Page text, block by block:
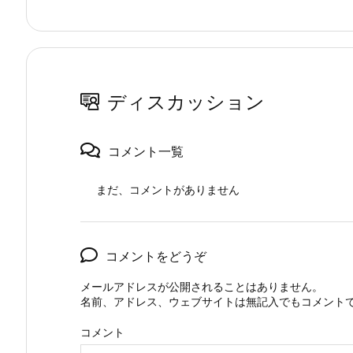
ディスカッション
コメント一覧
まだ、コメントがありません
コメントをどうぞ
メールアドレスが公開されることはありません。
名前、アドレス、ウェブサイトは無記入でもコメント
コメント